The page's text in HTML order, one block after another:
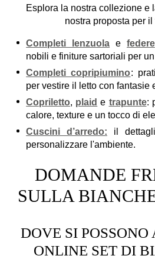
Esplora la nostra collezione e
nostra proposta per il
Completi lenzuola e federe
nobili e finiture sartoriali per
Completi copripiumino:
per vestire il letto con fantasie
Copriletto, plaid e trapunte:
calore, texture e un tocco di
Cuscini d’arredo: il
personalizzare l'ambiente.
DOMANDE
SULLA
DOVE SI POSSONO
ONLINE SET DI